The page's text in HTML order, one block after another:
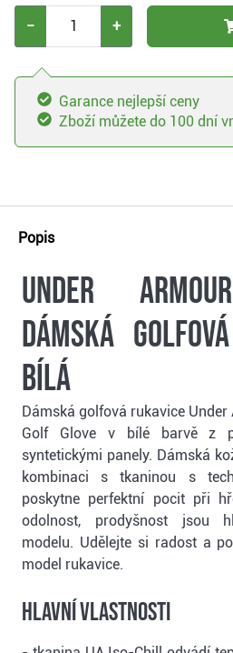
− +
Garance nejlepší ceny
Zboží můžete do 100 dní
Popis
Under
dámská
bílá
Dámská golfová rukavice Under
Golf Glove v bílé barvě z
syntetickými panely. Dámská
kombinaci s tkaninou s
poskytne perfektní pocit při
odolnost, prodyšnost jsou
modelu. Udělejte si radost a
model rukavice.
Hlavní vlastnosti